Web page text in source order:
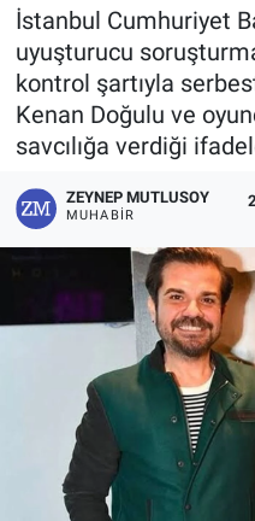
İstanbul Cumhuriyet
uyuşturucu
kontrol şartıyla
Kenan Doğulu ve
savcılığa verdiği
ZEYNEP MUTLUSOY
MUHABIR